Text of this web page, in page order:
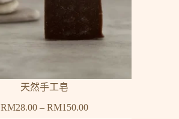
天然手工皂
RM28.00 – RM150.00